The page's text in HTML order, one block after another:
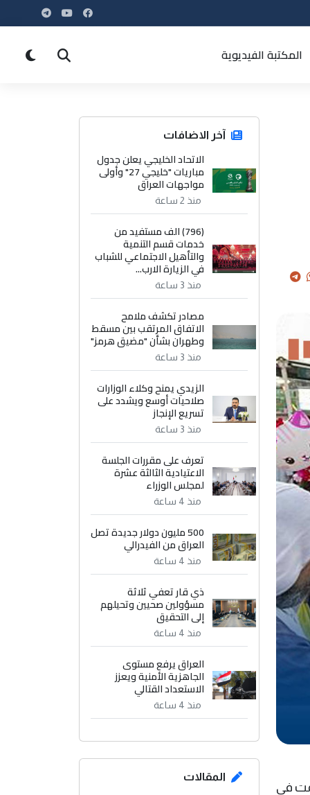
المكتبة الفيديوية
في
آخر الاضافات
الاتحاد الخليجي يعلن جدول
مباريات "خليجي 27" وأولى
مواجهات العراق
منذ 2 ساعة
(796) الف مستفيد من
خدمات قسم التنمية
والتأهيل الاجتماعي للشباب
في الزيارة الارب...
منذ 3 ساعة
مصادر تكشف ملامح
الاتفاق المرتقب بين مسقط
وطهران بشأن "مضيق هرمز"
منذ 3 ساعة
الزيدي يمنح وكلاء الوزارات
صلاحيات أوسع ويشدد على
تسريع الإنجاز
منذ 3 ساعة
تعرف على مقررات الجلسة
الاعتيادية الثالثة عشرة
لمجلس الوزراء
منذ 4 ساعة
500 مليون دولار جديدة تصل
العراق من الفيدرالي
منذ 4 ساعة
ذي قار تعفي ثلاثة
مسؤولين صحيين وتحيلهم
إلى التحقيق
منذ 4 ساعة
العراق يرفع مستوى
الجاهزية الأمنية ويعزز
الاستعداد القتالي
منذ 4 ساعة
المقالات